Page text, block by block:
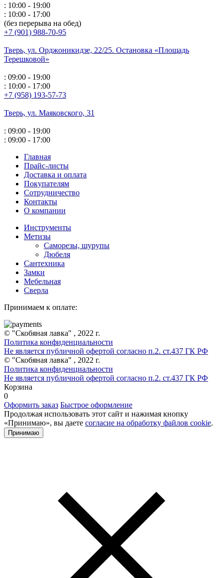
: 10:00 - 19:00
: 10:00 - 17:00
(без перерыва на обед)
+7 (901) 988-70-95
Тверь, ул. Орджоникидзе, 22/25. Остановка «Площадь
Терешковой»
: 09:00 - 19:00
: 10:00 - 17:00
+7 (958) 193-57-73
Тверь, ул. Маяковского, 31
: 09:00 - 19:00
: 09:00 - 17:00
Главная
Прайс-листы
Доставка и оплата
Покупателям
Сотрудничество
Контакты
О компании
Инструменты
Метизы
Саморезы, шурупы
Дюбеля
Сантехника
Замки
Мебельная
Сверла
Принимаем к оплате:
© "Скобяная лавка" , 2022 г.
Политика конфиденциальности
Не является публичной офертой согласно п.2. ст.437 ГК РФ
© "Скобяная лавка" , 2022 г.
Политика конфиденциальности
Не является публичной офертой согласно п.2. ст.437 ГК РФ
Корзина
0
Оформить заказ Быстрое оформление
Продолжая использовать этот сайт и нажимая кнопку
«Принимаю», вы даете согласие на обработку файлов cookie.
Принимаю